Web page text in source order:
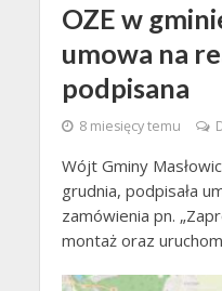
OZE w
umowa na
podpisana
8 miesięcy temu
Wójt Gminy
grudnia, podpisała
zamówienia pn.
montaż oraz